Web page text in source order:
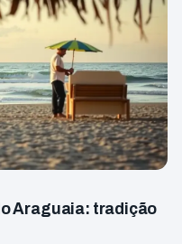
Araguaia: tradição